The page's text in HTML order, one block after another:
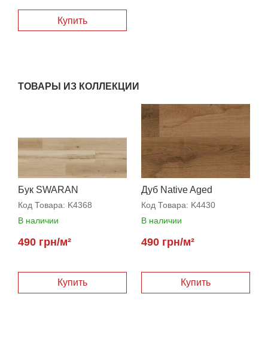
Купить
ТОВАРЫ ИЗ КОЛЛЕКЦИИ
Бук SWARAN
Код Товара: K4368
В наличии
490 грн/м²
Дуб Native Aged
Код Товара: K4430
В наличии
490 грн/м²